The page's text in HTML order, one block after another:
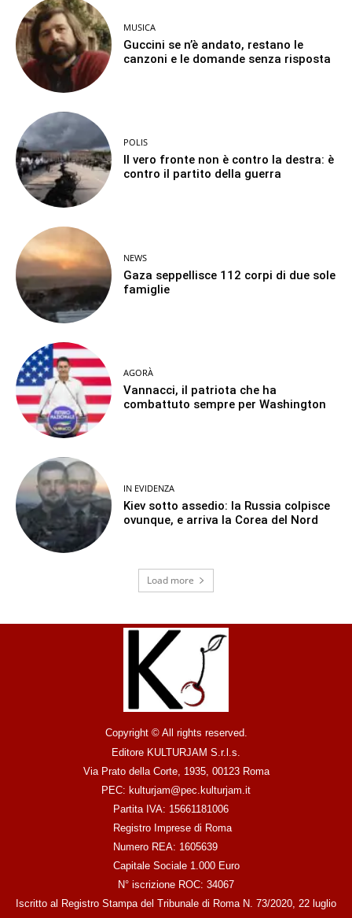
MUSICA
Guccini se n’è andato, restano le
canzoni e le domande senza risposta
POLIS
Il vero fronte non è contro la destra: è
contro il partito della guerra
NEWS
Gaza seppellisce 112 corpi di due sole
famiglie
AGORÀ
Vannacci, il patriota che ha
combattuto sempre per Washington
IN EVIDENZA
Kiev sotto assedio: la Russia colpisce
ovunque, e arriva la Corea del Nord
Load more
Copyright © All rights reserved.
Editore KULTURJAM S.r.l.s.
Via Prato della Corte, 1935, 00123 Roma
PEC: kulturjam@pec.kulturjam.it
Partita IVA: 15661181006
Registro Imprese di Roma
Numero REA: 1605639
Capitale Sociale 1.000 Euro
N° iscrizione ROC: 34067
Iscritto al Registro Stampa del Tribunale di Roma N. 73/2020, 22 luglio